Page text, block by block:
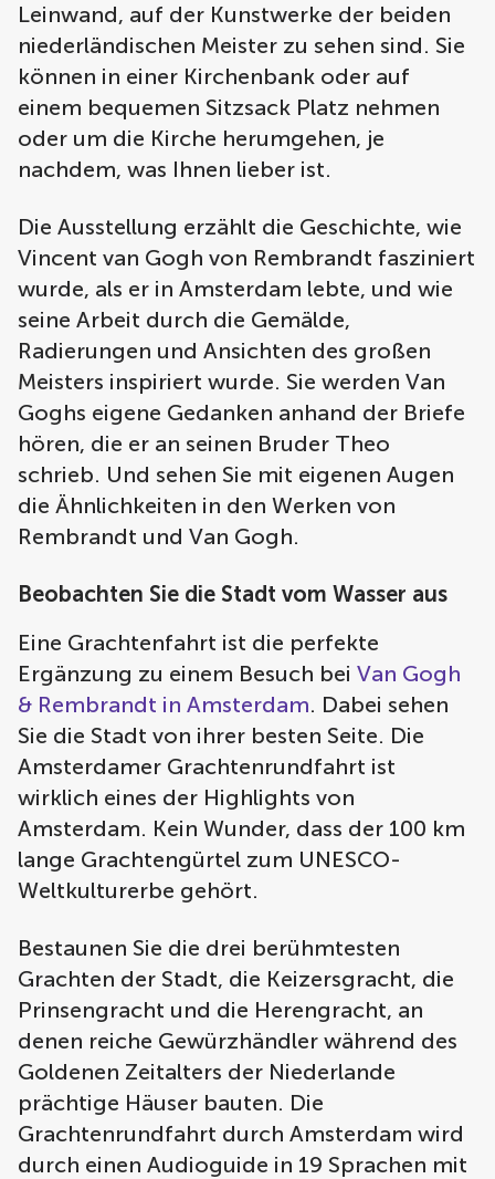
Leinwand, auf der Kunstwerke der beiden
niederländischen Meister zu sehen sind. Sie
können in einer Kirchenbank oder auf
einem bequemen Sitzsack Platz nehmen
oder um die Kirche herumgehen, je
nachdem, was Ihnen lieber ist.
Die Ausstellung erzählt die Geschichte, wie
Vincent van Gogh von Rembrandt fasziniert
wurde, als er in Amsterdam lebte, und wie
seine Arbeit durch die Gemälde,
Radierungen und Ansichten des großen
Meisters inspiriert wurde. Sie werden Van
Goghs eigene Gedanken anhand der Briefe
hören, die er an seinen Bruder Theo
schrieb. Und sehen Sie mit eigenen Augen
die Ähnlichkeiten in den Werken von
Rembrandt und Van Gogh.
Beobachten Sie die Stadt vom Wasser aus
Eine Grachtenfahrt ist die perfekte
Ergänzung zu einem Besuch bei Van Gogh
& Rembrandt in Amsterdam. Dabei sehen
Sie die Stadt von ihrer besten Seite. Die
Amsterdamer Grachtenrundfahrt ist
wirklich eines der Highlights von
Amsterdam. Kein Wunder, dass der 100 km
lange Grachtengürtel zum UNESCO-
Weltkulturerbe gehört.
Bestaunen Sie die drei berühmtesten
Grachten der Stadt, die Keizersgracht, die
Prinsengracht und die Herengracht, an
denen reiche Gewürzhändler während des
Goldenen Zeitalters der Niederlande
prächtige Häuser bauten. Die
Grachtenrundfahrt durch Amsterdam wird
durch einen Audioguide in 19 Sprachen mit